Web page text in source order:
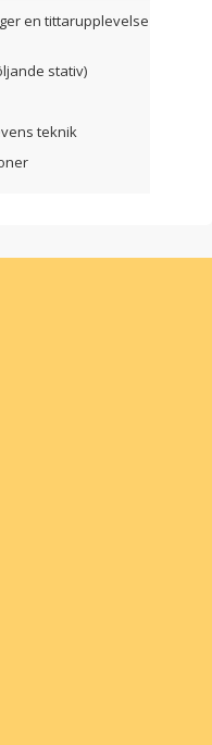
en tittarupplevelse
stativ)
teknik